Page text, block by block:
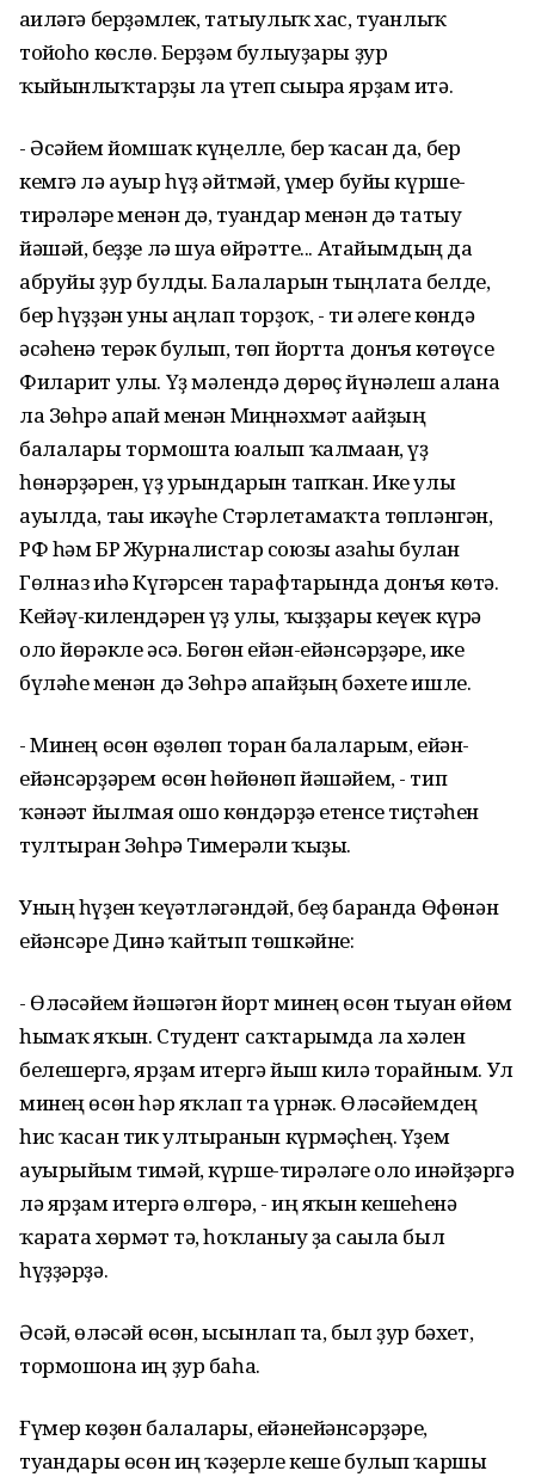
ғаиләгә берҙәмлек, татыулыҡ хас, туғанлыҡ
тойғоһо көслө. Берҙәм булыуҙары ҙур
ҡыйынлыҡтарҙы ла үтеп сығырға ярҙам итә.
- Әсәйем йомшаҡ күңелле, бер ҡасан да, бер
кемгә лә ауыр һүҙ әйтмәй, ғүмер буйы күрше-
тирәләре менән дә, туғандар менән дә татыу
йәшәй, беҙҙе лә шуға өйрәтте... Атайымдың да
абруйы ҙур булды. Балаларын тыңлата белде,
бер һүҙҙән уны аңлап торҙоҡ, - ти әлеге көндә
әсәһенә терәк булып, төп йортта донъя көтөүсе
Филарит улы. Үҙ мәлендә дөрөҫ йүнәлеш алғанға
ла Зөһрә апай менән Миңнәхмәт ағайҙың
балалары тормошта юғалып ҡалмаған, үҙ
һөнәрҙәрен, үҙ урындарын тапҡан. Ике улы
ауылда, тағы икәүһе Стәрлетамаҡта төпләнгән,
РФ һәм БР Журналистар союзы ағзаһы булған
Гөлназ иһә Күгәрсен тарафтарында донъя көтә.
Кейәү-килендәрен үҙ улы, ҡыҙҙары кеүек күрә
оло йөрәкле әсә. Бөгөн ейән-ейәнсәрҙәре, ике
бүләһе менән дә Зөһрә апайҙың бәхете ишле.
- Минең өсөн өҙөлөп торған балаларым, ейән-
ейәнсәрҙәрем өсөн һөйөнөп йәшәйем, - тип
ҡәнәғәт йылмая ошо көндәрҙә етенсе тиҫтәһен
тултырған Зөһрә Тимерғәли ҡыҙы.
Уның һүҙен ҡеүәтләгәндәй, беҙ барғанда Өфөнән
ейәнсәре Динә ҡайтып төшкәйне:
- Өләсәйем йәшәгән йорт минең өсөн тыуған өйөм
һымаҡ яҡын. Студент саҡтарымда ла хәлен
белешергә, ярҙам итергә йыш килә торғайным. Ул
минең өсөн һәр яҡлап та үрнәк. Өләсәйемдең
һис ҡасан тик ултырғанын күрмәҫһең. Үҙем
ауырыйым тимәй, күрше-тирәләге оло инәйҙәргә
лә ярҙам итергә өлгөрә, - иң яҡын кешеһенә
ҡарата хөрмәт тә, һоҡланыу ҙа сағыла был
һүҙҙәрҙә.
Әсәй, өләсәй өсөн, ысынлап та, был ҙур бәхет,
тормошона иң ҙур баһа.
Ғүмер көҙөн балалары, ейәнейәнсәрҙәре,
туғандары өсөн иң ҡәҙерле кеше булып ҡаршы